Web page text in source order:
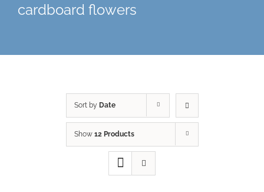
cardboard flowers
Sort by Date
Show 12 Products